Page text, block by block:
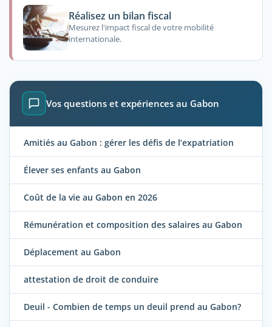
Réalisez un bilan fiscal
Mesurez l'impact fiscal de votre mobilité
internationale.
Vos questions et expériences au Gabon
Amitiés au Gabon : gérer les défis de l’expatriation
Élever ses enfants au Gabon
Coût de la vie au Gabon en 2026
Rémunération et composition des salaires au Gabon
Déplacement au Gabon
attestation de droit de conduire
Deuil - Combien de temps un deuil prend au Gabon?